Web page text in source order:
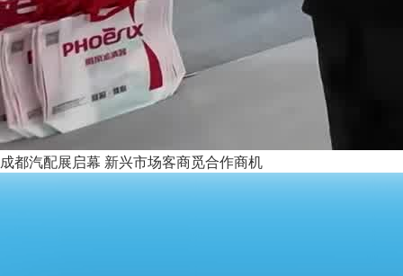
成都汽配展启幕 新兴市场客商觅合作商机